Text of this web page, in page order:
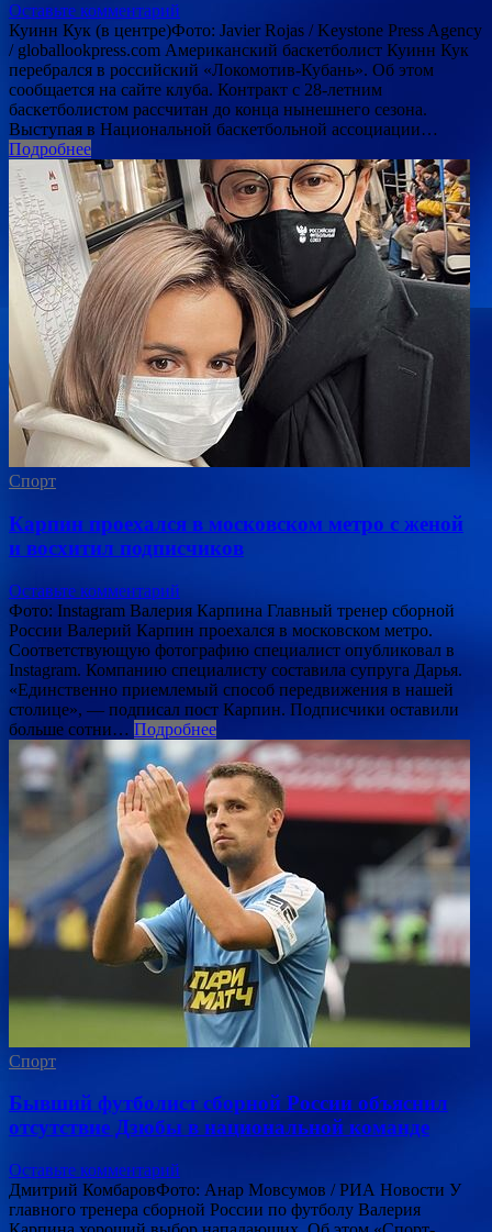
Оставьте комментарий
Куинн Кук (в центре)Фото: Javier Rojas / Keystone Press Agency
/ globallookpress.com Американский баскетболист Куинн Кук
перебрался в российский «Локомотив-Кубань». Об этом
сообщается на сайте клуба. Контракт с 28-летним
баскетболистом рассчитан до конца нынешнего сезона.
Выступая в Национальной баскетбольной ассоциации…
Подробнее
Спорт
Карпин проехался в московском метро с женой
и восхитил подписчиков
Оставьте комментарий
Фото: Instagram Валерия Карпина Главный тренер сборной
России Валерий Карпин проехался в московском метро.
Соответствующую фотографию специалист опубликовал в
Instagram. Компанию специалисту составила супруга Дарья.
«Единственно приемлемый способ передвижения в нашей
столице», — подписал пост Карпин. Подписчики оставили
больше сотни… Подробнее
Спорт
Бывший футболист сборной России объяснил
отсутствие Дзюбы в национальной команде
Оставьте комментарий
Дмитрий КомбаровФото: Анар Мовсумов / РИА Новости У
главного тренера сборной России по футболу Валерия